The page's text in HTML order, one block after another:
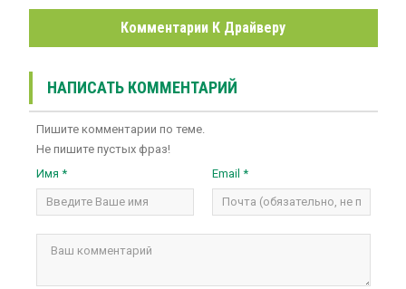
Комментарии К Драйверу
НАПИСАТЬ КОММЕНТАРИЙ
Пишите комментарии по теме.
Не пишите пустых фраз!
Имя *
Email *